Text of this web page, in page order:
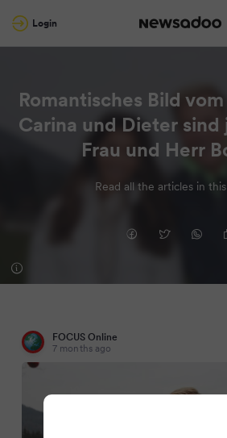
Login
Romantisches Bild
Carina und Dieter
Frau und Herr
Read all the articles in
FOCUS Online
7 months ago